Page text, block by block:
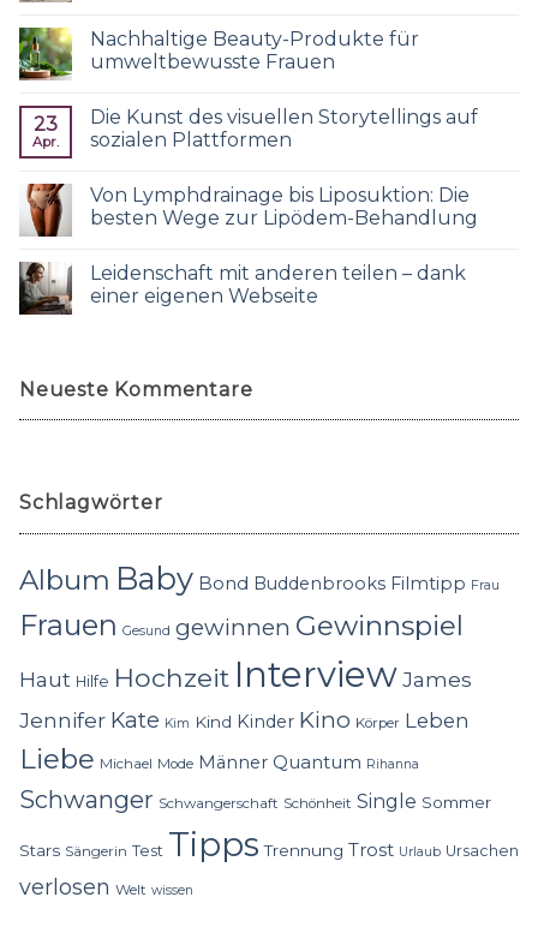
Nachhaltige Beauty-Produkte für
umweltbewusste Frauen
23
Apr.
Die Kunst des visuellen Storytellings auf
sozialen Plattformen
Von Lymphdrainage bis Liposuktion: Die
besten Wege zur Lipödem-Behandlung
Leidenschaft mit anderen teilen – dank
einer eigenen Webseite
Neueste Kommentare
Schlagwörter
Album Baby Bond Buddenbrooks Filmtipp Frau
Frauen Gesund gewinnen Gewinnspiel
Haut Hilfe Hochzeit InterviewJames
Jennifer Kate Kim Kind Kinder Kino Körper Leben
Liebe Michael Mode Männer Quantum Rihanna
Schwanger Schwangerschaft Schönheit Single Sommer
Stars Sängerin Test Tipps Trennung Trost Urlaub Ursachen
verlosen Welt wissen